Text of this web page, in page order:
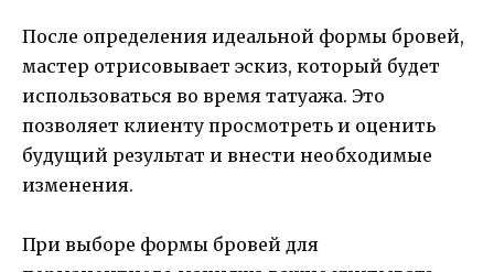
После определения идеальной формы бровей,
мастер отрисовывает эскиз, который будет
использоваться во время татуажа. Это
позволяет клиенту просмотреть и оценить
будущий результат и внести необходимые
изменения.
При выборе формы бровей для